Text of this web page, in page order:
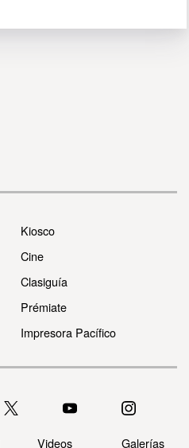
Kiosco
Cine
Clasiguía
Prémiate
Impresora Pacífico
Videos Galerías